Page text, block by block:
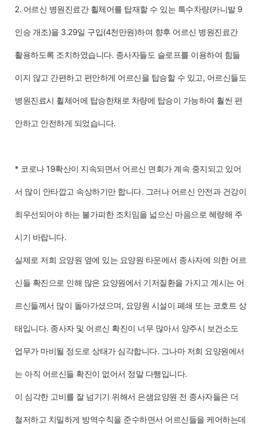
2. 어르신 병원진료간 휠체어를 탑재할 수 있는 특수차량(카니발 9
인승 개조)을 3.29일 구입(4천만원)하여 향후 어르신 병원진료간
활용하도록 조치하였습니다. 종사자들도 슬로프를 이용하여 힘들
이지 않고 간편하고 편안하게 어르신을 탑승할 수 있고, 어르신들도
병원진료시 휠체어에 탑승한채로 차량에 탑승이 가능하여 훨씬 편
안하고 안전하게 되었습니다.
* 코로나 19확산이 지속되면서 어르신 면회가 계속 중지되고 있어
서 많이 안타깝고 속상하기만 합니다. 그러나 어르신 안전과 건강이
최우선되어야 하는 불가피한 조치임을 넓으신 마음으로 혜량해 주
시기 바랍니다.
실제로 저희 요양원 옆에 있는 요양원 타운에서 종사자에 의한 어르
신들 확진으로 인해 많은 요양원에서 기저질환을 가지고 계시는 어
르신들께서 많이 돌아가셨으며, 요양원 시설이 폐쇄 또는 코호트 상
태입니다. 종사자 및 어르신 확진이 너무 많아서 양주시 보건소도
업무가 마비될 정도로 상태가 심각합니다. 그나마 저희 요양원에서
는 아직 어르신들 확진이 없어서 정말 다행입니다.
이 심각한 고비를 잘 넘기기 위해서 은샘요양원 전 종사자들은 더
철저하고 치밀하게 방역수칙을 준수하면서 어르신들을 케어하는데